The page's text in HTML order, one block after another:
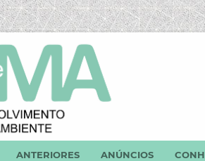
ANTERIORES ANÚNCIOS